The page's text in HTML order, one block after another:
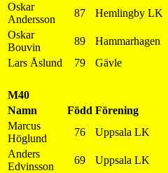
Oskar
Andersson
87 Hemlingby LK
Oskar
Bouvin
89 Hammarhagen
Lars Åslund
79 Gävle
M40
Namn
Född Förening
Marcus
Höglund
76 Uppsala LK
Anders
Edvinsson
69 Uppsala LK